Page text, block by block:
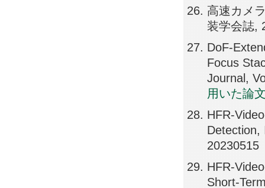
高速カメ
装学会誌,
DoF-
Focus
Journal,
用いた論
HFR-
Detection,
20230515
HFR-
Short-